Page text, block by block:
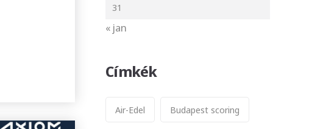
31
« jan
Címkék
Air-Edel Budapest scoring